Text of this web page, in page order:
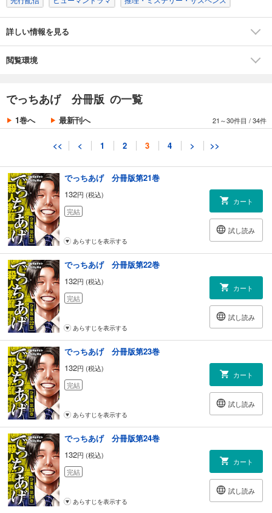
詳しい情報を見る
閲覧環境
でっちあげ 分冊版 の一覧
1巻へ 最新刊へ 21～30件目 /34件
<< < 1 2 3 4 > >>
でっちあげ 分冊版第19巻
132円 (税込)
完結
カート
試し読み
でっちあげ 分冊版第20巻
132円 (税込)
完結
でっちあげ 分冊版第21巻
132円 (税込)
完結
カート
試し読み
あらすじを表示する
でっちあげ 分冊版第22巻
132円 (税込)
完結
カート
試し読み
あらすじを表示する
でっちあげ 分冊版第23巻
132円 (税込)
完結
カート
試し読み
あらすじを表示する
でっちあげ 分冊版第24巻
132円 (税込)
完結
カート
試し読み
あらすじを表示する